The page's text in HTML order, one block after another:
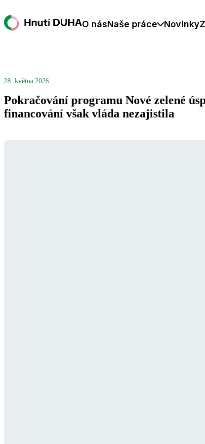
O násNaše práce Novinky
28. května 2026
Pokračování programu Nové zelené
financování však vláda nezajistila